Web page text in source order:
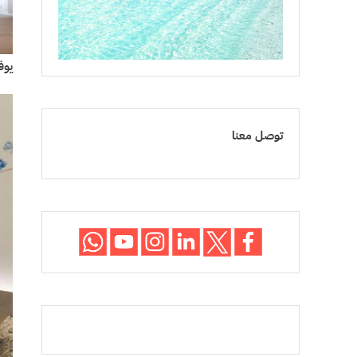
توصل معنا